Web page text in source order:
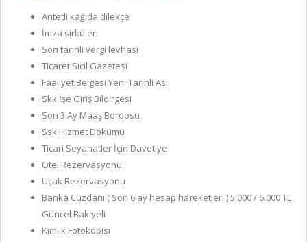
Antetli kağıda dilekçe
İmza sirküleri
Son tarihli vergi levhası
Ticaret Sicil Gazetesi
Faaliyet Belgesi Yeni Tarihli Asıl
Skk İşe Giriş Bildirgesi
Son 3 Ay Maaş Bordosu
Ssk Hizmet Dökümü
Ticari Seyahatler İçin Davetiye
Otel Rezervasyonu
Uçak Rezervasyonu
Banka Cüzdanı ( Son 6 ay hesap hareketleri ) 5.000 / 6.000 TL
Güncel Bakiyeli
Kimlik Fotokopisi